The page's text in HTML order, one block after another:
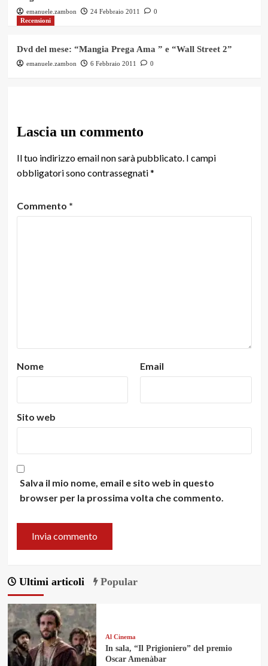
emanuele.zambon 24 Febbraio 2011
0
Recensioni
Dvd del mese: “Mangia Prega Ama ” e “Wall Street 2”
emanuele.zambon 6 Febbraio 2011 0
Lascia un commento
Il tuo indirizzo email non sarà pubblicato. I campi
obbligatori sono contrassegnati*
Commento *
Nome Email
Sito web
Salva il mio nome, email e sito web in questo
browser per la prossima volta che commento.
Ultimi articoli Popular
Al Cinema
In sala, “Il Prigioniero” del premio
Oscar Amenàbar